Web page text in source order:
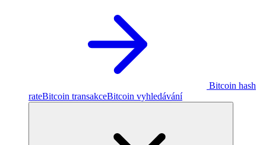
Bitcoin hash
rateBitcoin transakceBitcoin vyhledávání